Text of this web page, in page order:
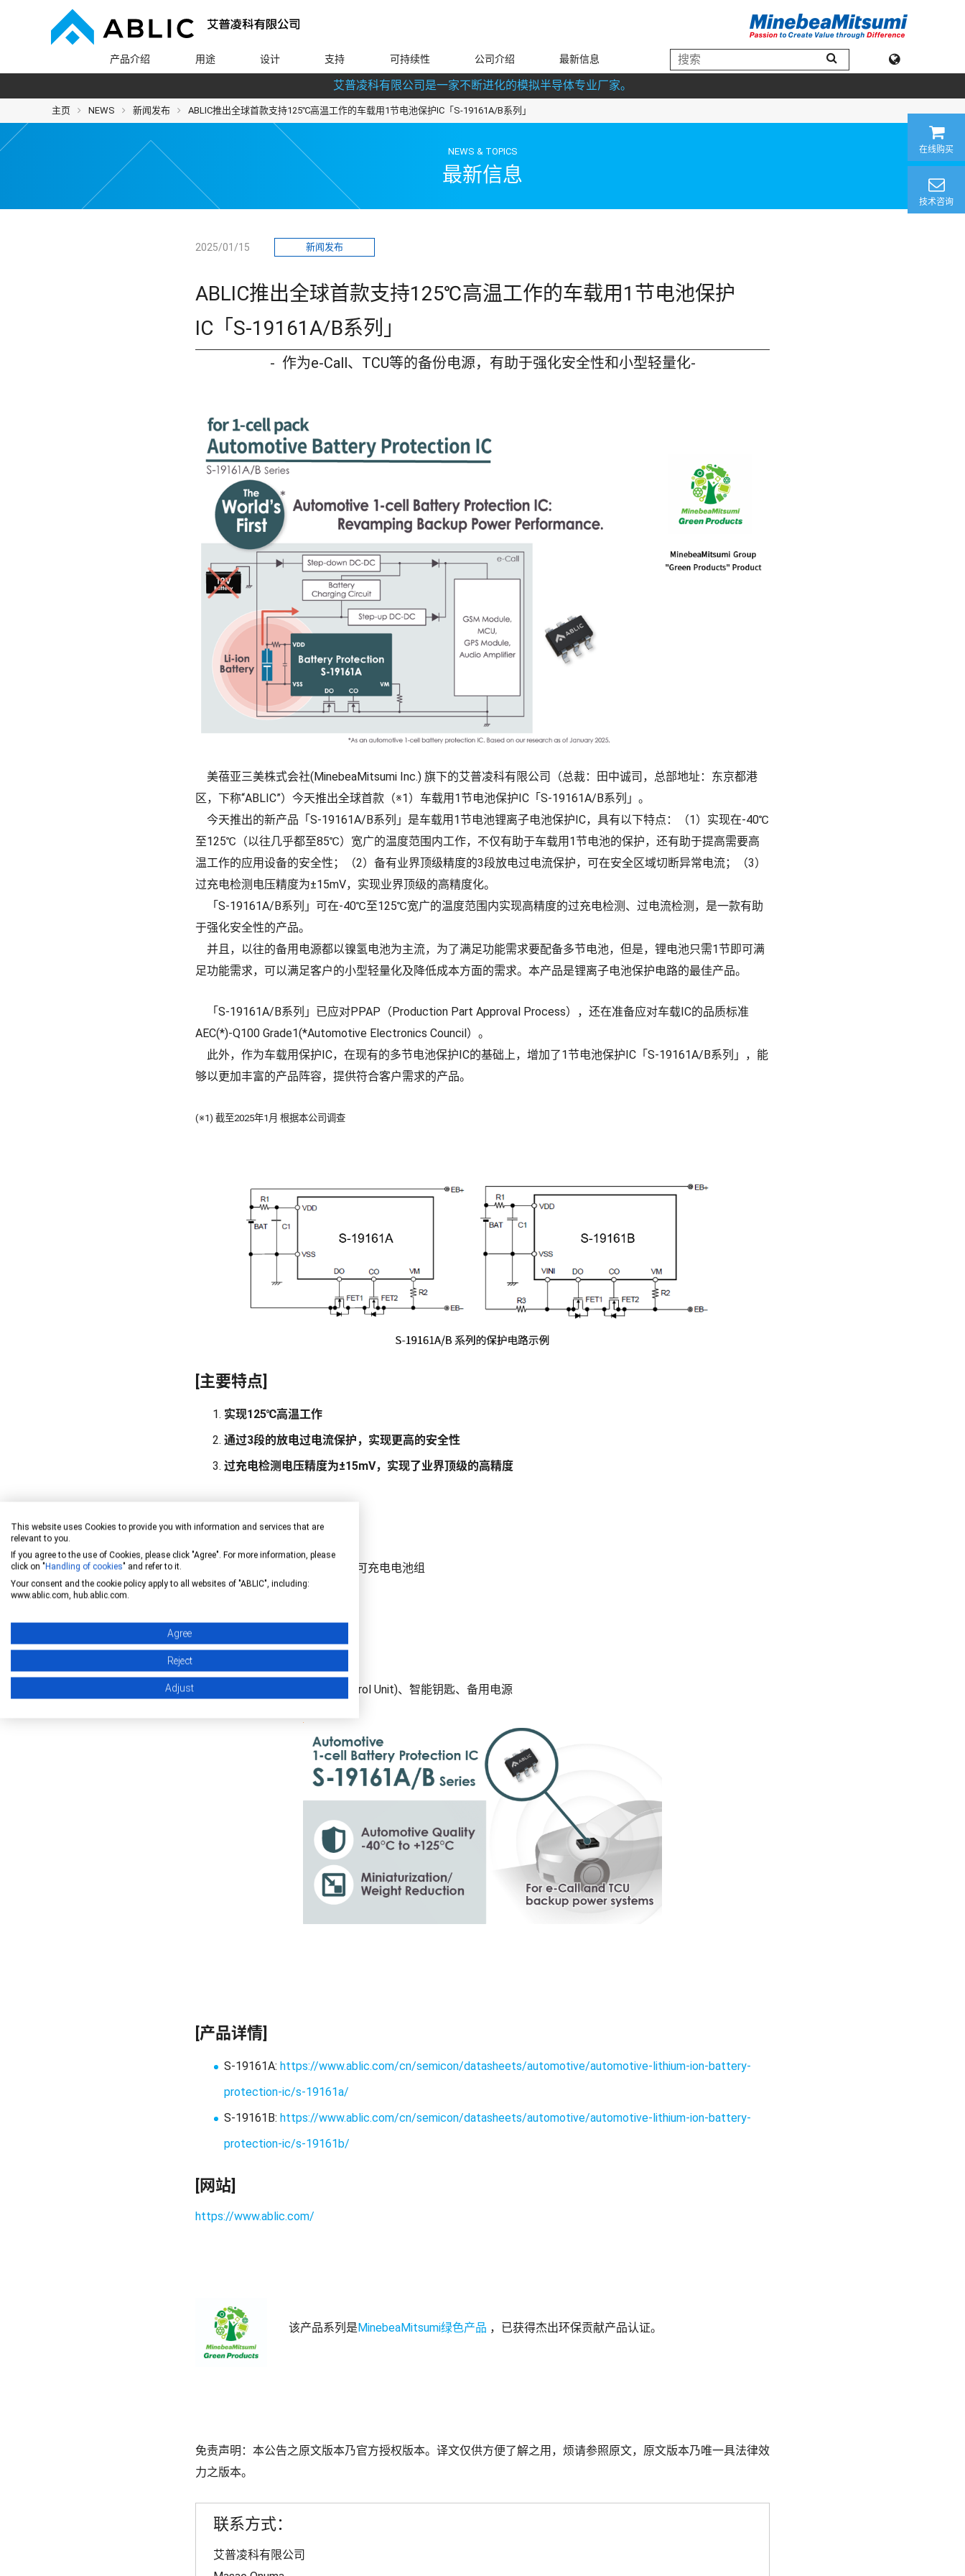
产品介绍 用途 设计 支持 可持续性 公司介绍 最新信息
艾普凌科有限公司是一家不断进化的模拟半导体专业厂家。
主页 NEWS 新闻发布 ABLIC推出全球首款支持125℃高温工作的车载用1节电池保护IC「S-19161A/B系列」
在线购买
技术咨询
NEWS & TOPICS
最新信息
2025/01/15 新闻发布
ABLIC推出全球首款支持125℃高温工作的车载用1节电池保护
IC「S-19161A/B系列」
- 作为e-Call、TCU等的备份电源，有助于强化安全性和小型轻量化-
美蓓亚三美株式会社(MinebeaMitsumi Inc.) 旗下的艾普凌科有限公司（总裁：田中诚司，总部地址：东京都港
区，下称“ABLIC”）今天推出全球首款（※1）车载用1节电池保护IC「S-19161A/B系列」。
今天推出的新产品「S-19161A/B系列」是车载用1节电池锂离子电池保护IC，具有以下特点：（1）实现在-40℃
至125℃（以往几乎都至85℃）宽广的温度范围内工作，不仅有助于车载用1节电池的保护，还有助于提高需要高
温工作的应用设备的安全性；（2）备有业界顶级精度的3段放电过电流保护，可在安全区域切断异常电流；（3）
过充电检测电压精度为±15mV，实现业界顶级的高精度化。
「S-19161A/B系列」可在-40℃至125℃宽广的温度范围内实现高精度的过充电检测、过电流检测，是一款有助
于强化安全性的产品。
并且，以往的备用电源都以镍氢电池为主流，为了满足功能需求要配备多节电池，但是，锂电池只需1节即可满
足功能需求，可以满足客户的小型轻量化及降低成本方面的需求。本产品是锂离子电池保护电路的最佳产品。
「S-19161A/B系列」已应对PPAP（Production Part Approval Process），还在准备应对车载IC的品质标准
AEC(*)-Q100 Grade1(*Automotive Electronics Council）。
此外，作为车载用保护IC，在现有的多节电池保护IC的基础上，增加了1节电池保护IC「S-19161A/B系列」，能
够以更加丰富的产品阵容，提供符合客户需求的产品。
(※1) 截至2025年1月 根据本公司调查
[主要特点]
实现125℃高温工作
通过3段的放电过电流保护，实现更高的安全性
过充电检测电压精度为±15mV，实现了业界顶级的高精度
锂离子可充电电池组、锂聚合物可充电电池组
e-Call、TCU(Telematics Control Unit)、智能钥匙、备用电源
[产品详情]
S-19161A: https://www.ablic.com/cn/semicon/datasheets/automotive/automotive-lithium-ion-battery-
protection-ic/s-19161a/
S-19161B: https://www.ablic.com/cn/semicon/datasheets/automotive/automotive-lithium-ion-battery-
protection-ic/s-19161b/
[网站]
https://www.ablic.com/
该产品系列是MinebeaMitsumi绿色产品 ，已获得杰出环保贡献产品认证。
免责声明：本公告之原文版本乃官方授权版本。译文仅供方便了解之用，烦请参照原文，原文版本乃唯一具法律效
力之版本。
联系方式：
艾普凌科有限公司
This website uses Cookies to provide you with information and services that are
relevant to you.
If you agree to the use of Cookies, please click "Agree". For more information, please
click on "Handling of cookies" and refer to it.
Your consent and the cookie policy apply to all websites of "ABLIC", including:
www.ablic.com, hub.ablic.com.
Agree
Reject
Adjust